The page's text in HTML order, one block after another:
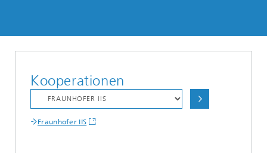
Kooperationen
Fraunhofer IIS